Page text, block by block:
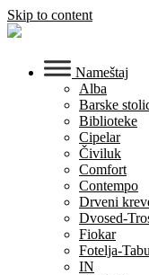
Skip to content
Nameštaj
Alba
Barske
Biblioteke
Cipelar
Čiviluk
Comfort
Contempo
Drveni
Dvosed-
Fiokar
Fotelja-
IN